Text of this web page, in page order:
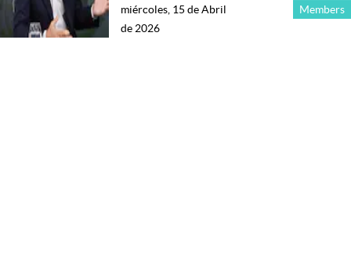
Members
miércoles, 15 de Abril
de 2026